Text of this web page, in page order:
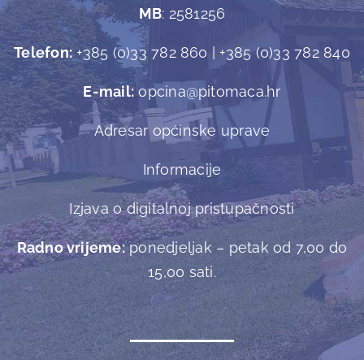
MB: 2581256
Telefon:+385 (0)33 782 860 | +385 (0)33 782 840
E-mail:opcina@pitomaca.hr
Adresar općinske uprave
Informacije
Izjava o digitalnoj pristupačnosti
Radno vrijeme:ponedjeljak – petak od 7,00 do
15,00 sati.